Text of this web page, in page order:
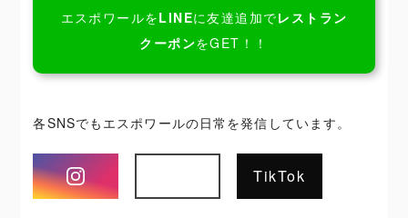
エスポワールをLINEに友達追加でレストラン
クーポンをGET！！
各SNSでもエスポワールの日常を発信しています。
Instagram
TikTok